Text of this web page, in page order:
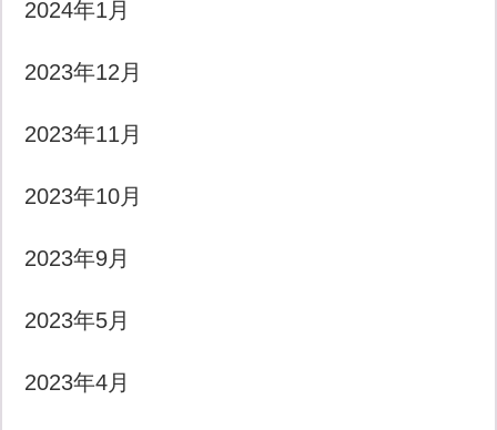
2024年1月
2023年12月
2023年11月
2023年10月
2023年9月
2023年5月
2023年4月